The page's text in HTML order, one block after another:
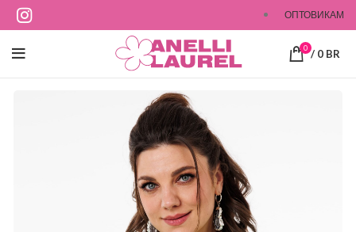
ОПТОВИКАМ
0 / 0 BR